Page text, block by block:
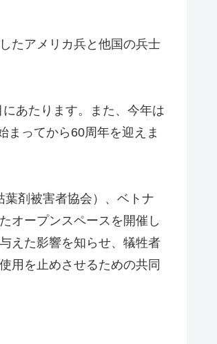
たアメリカ兵と他国の兵士
あたります。また、今年は
まってから60周年を迎えま
葉剤被害者協会）、ベトナ
オープンスペースを開催し
えた影響を知らせ、犠牲者
用を止めさせるための共同